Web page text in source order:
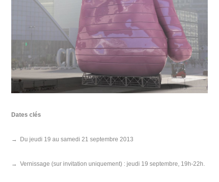
Dates clés
→ Du jeudi 19 au samedi 21 septembre 2013
→Vernissage (sur invitation uniquement) : jeudi 19 septembre, 19h-22h.